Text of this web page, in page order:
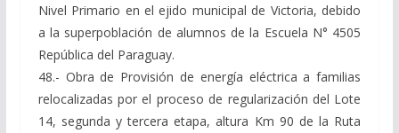
Nivel Primario en el ejido municipal de Victoria, debido
a la superpoblación de alumnos de la Escuela N° 4505
República del Paraguay.
48.- Obra de Provisión de energía eléctrica a familias
relocalizadas por el proceso de regularización del Lote
14, segunda y tercera etapa, altura Km 90 de la Ruta